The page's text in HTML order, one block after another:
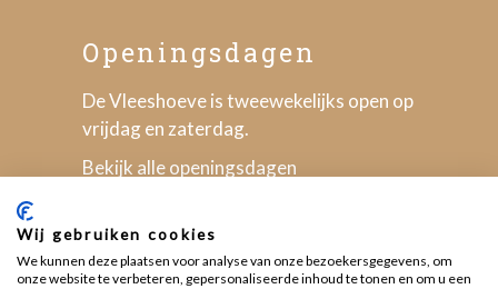
Openingsdagen
De Vleeshoeve is tweewekelijks open op
vrijdag en zaterdag.
Bekijk alle openingsdagen
Wij gebruiken cookies
We kunnen deze plaatsen voor analyse van onze bezoekersgegevens, om
onze website te verbeteren, gepersonaliseerde inhoud te tonen en om u een